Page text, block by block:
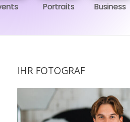
Portraits Business
IHR FOTOGRAF